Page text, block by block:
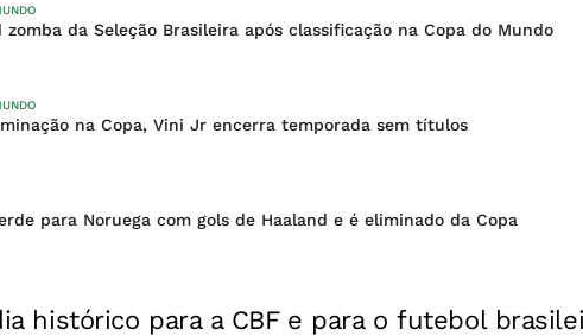
zomba da Seleção Brasileira após classificação na Copa do Mundo
na Copa, Vini Jr encerra temporada sem títulos
para Noruega com gols de Haaland e é eliminado da Copa
histórico para a CBF e para o futebol